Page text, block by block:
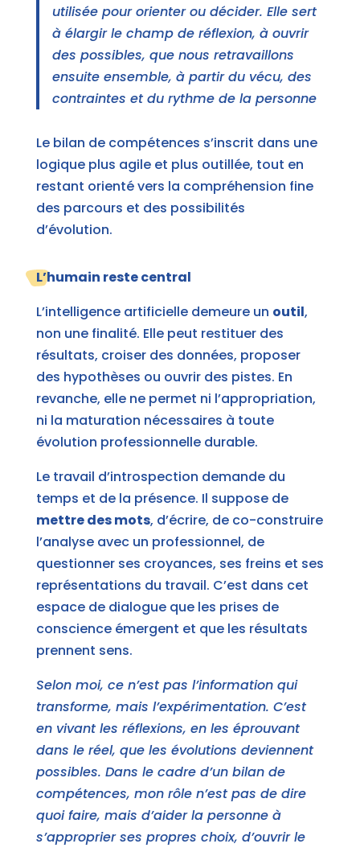
utilisée pour orienter ou décider. Elle sert
à élargir le champ de réflexion, à ouvrir
des possibles, que nous retravaillons
ensuite ensemble, à partir du vécu, des
contraintes et du rythme de la personne
Le bilan de compétences s’inscrit dans une
logique plus agile et plus outillée, tout en
restant orienté vers la compréhension fine
des parcours et des possibilités
d’évolution.
L’humain reste central
L’intelligence artificielle demeure un outil,
non une finalité. Elle peut restituer des
résultats, croiser des données, proposer
des hypothèses ou ouvrir des pistes. En
revanche, elle ne permet ni l’appropriation,
ni la maturation nécessaires à toute
évolution professionnelle durable.
Le travail d’introspection demande du
temps et de la présence. Il suppose de
mettre des mots, d’écrire, de co-construire
l’analyse avec un professionnel, de
questionner ses croyances, ses freins et ses
représentations du travail. C’est dans cet
espace de dialogue que les prises de
conscience émergent et que les résultats
prennent sens.
Selon moi, ce n’est pas l’information qui
transforme, mais l’expérimentation. C’est
en vivant les réflexions, en les éprouvant
dans le réel, que les évolutions deviennent
possibles. Dans le cadre d’un bilan de
compétences, mon rôle n’est pas de dire
quoi faire, mais d’aider la personne à
s’approprier ses propres choix, d’ouvrir le